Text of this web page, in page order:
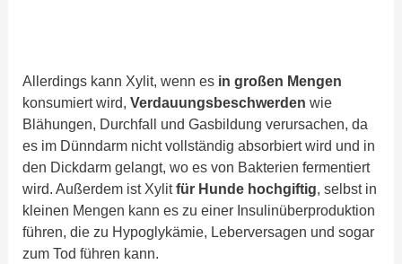
Allerdings kann Xylit, wenn es in großen Mengen
konsumiert wird,Verdauungsbeschwerden wie
Blähungen, Durchfall und Gasbildung verursachen, da
es im Dünndarm nicht vollständig absorbiert wird und in
den Dickdarm gelangt, wo es von Bakterien fermentiert
wird. Außerdem ist Xylitfür Hunde hochgiftig, selbst in
kleinen Mengen kann es zu einer Insulinüberproduktion
führen, die zu Hypoglykämie, Leberversagen und sogar
zum Tod führen kann.